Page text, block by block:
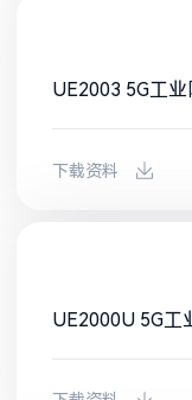
UE2003 5G工
下载资料
UE2000U 5G